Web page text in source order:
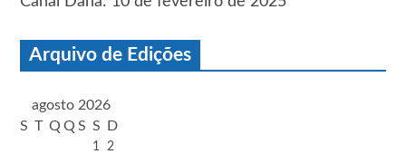
Arquivo de Edições
agosto 2026
S T Q Q S S D
1
2